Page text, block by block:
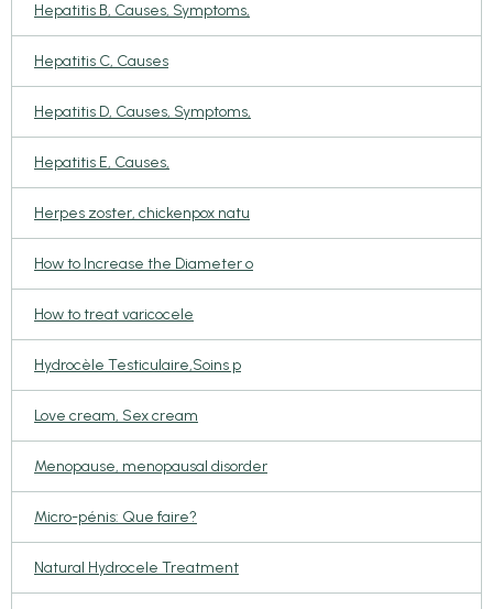
Hepatitis B, Causes, Symptoms,
Hepatitis C, Causes
Hepatitis D, Causes, Symptoms,
Hepatitis E, Causes,
Herpes zoster, chickenpox natu
How to Increase the Diameter o
How to treat varicocele
Hydrocèle Testiculaire,Soins p
Love cream, Sex cream
Menopause, menopausal disorder
Micro-pénis: Que faire?
Natural Hydrocele Treatment